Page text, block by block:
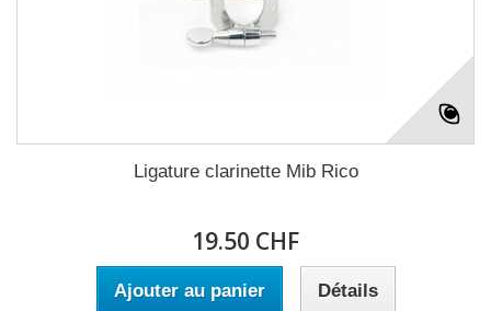
Ligature clarinette Mib Rico
19.50 CHF
Ajouter au panier Détails